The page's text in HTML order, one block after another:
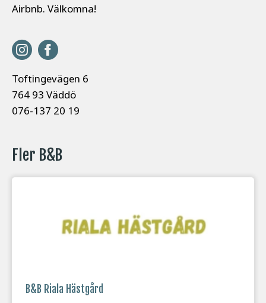
Airbnb. Välkomna!
Toftingevägen 6
764 93 Väddö
076-137 20 19
Fler B&B
B&B Riala Hästgård